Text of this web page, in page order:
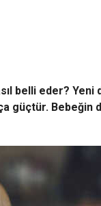
belli eder?
güçtür. Bebeğin